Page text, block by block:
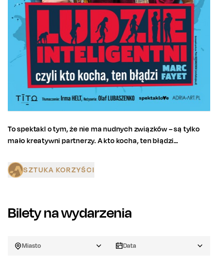
To spektakl o tym, że nie ma nudnych związków – są tylko
mało kreatywni partnerzy. A kto kocha, ten błądzi…
SZTUKA KORZYŚCI
Bilety na wydarzenia
Miasto Data